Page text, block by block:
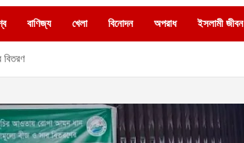
বাণিজ্য খেলা বিনোদন অপরাধ ইসলামী জীবন
বিতরণ